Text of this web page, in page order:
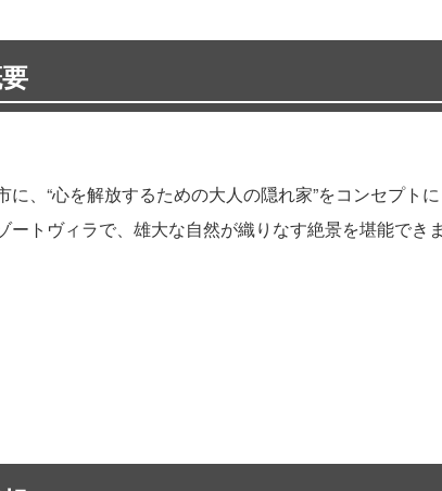
に、“心を解放するための大人の隠れ家”をコンセプ
ートヴィラで、雄大な自然が織りなす絶景を堪能できま